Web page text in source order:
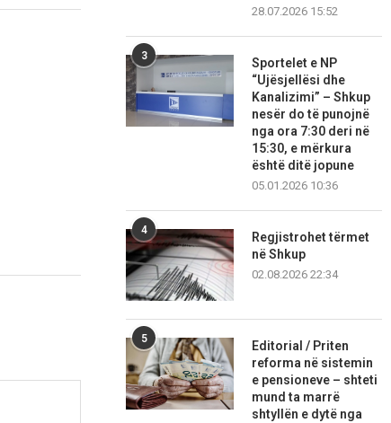
28.07.2026 15:52
3
Sportelet e NP
“Ujësjellësi dhe
Kanalizimi” – Shkup
nesër do të punojnë
nga ora 7:30 deri në
15:30, e mërkura
është ditë jopune
05.01.2026 10:36
4
Regjistrohet tërmet
në Shkup
02.08.2026 22:34
5
Editorial / Priten
reforma në sistemin
e pensioneve – shteti
mund ta marrë
shtyllën e dytë nga